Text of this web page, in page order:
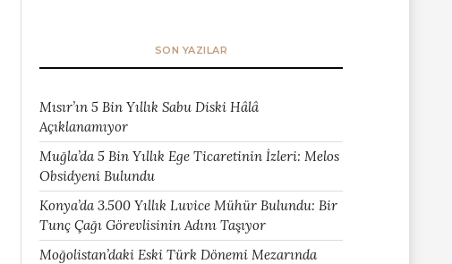
SON YAZILAR
Mısır’ın 5 Bin Yıllık Sabu Diski Hâlâ
Açıklanamıyor
Muğla’da 5 Bin Yıllık Ege Ticaretinin İzleri: Melos
Obsidyeni Bulundu
Konya’da 3.500 Yıllık Luvice Mühür Bulundu: Bir
Tunç Çağı Görevlisinin Adını Taşıyor
Moğolistan’daki Eski Türk Dönemi Mezarında